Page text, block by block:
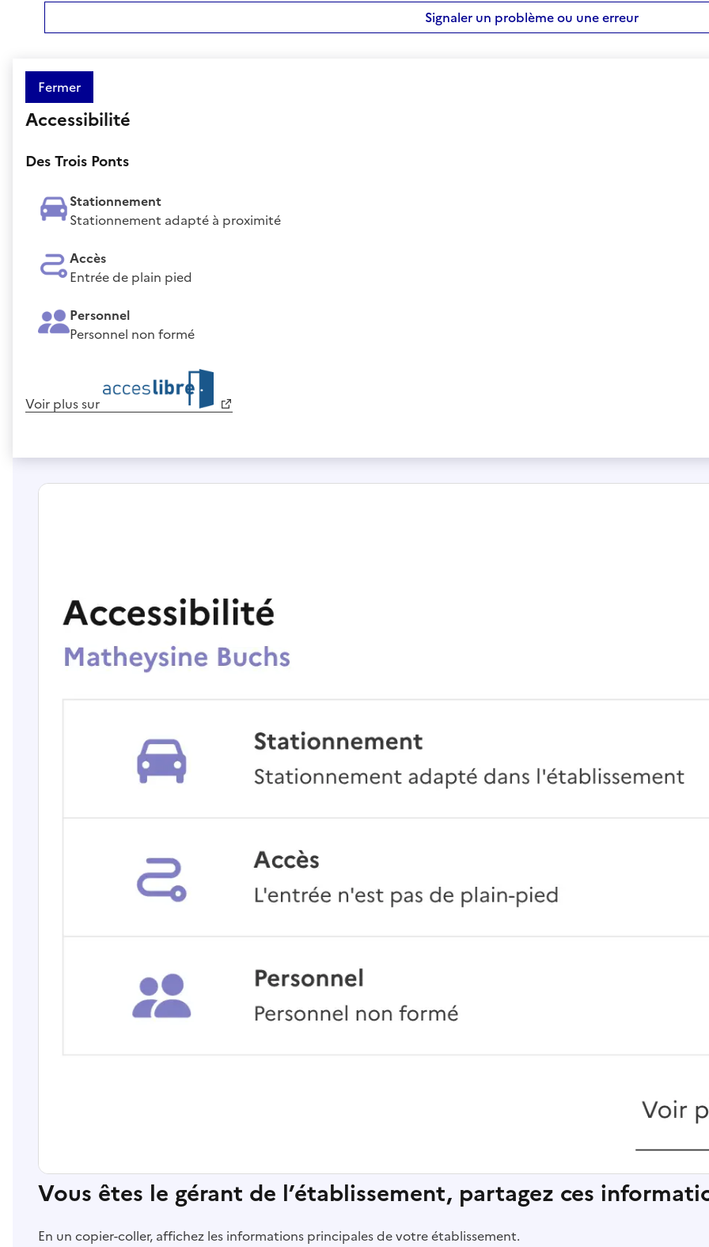
Signaler un problème ou une erreur
Fermer
Accessibilité
Des Trois Ponts
Stationnement
Stationnement adapté à proximité
Accès
Entrée de plain pied
Personnel
Personnel non formé
Voir plus sur
Vous êtes le gérant de l’établissement, partagez ces
En un copier-coller, affichez les informations principales de votre établissement.